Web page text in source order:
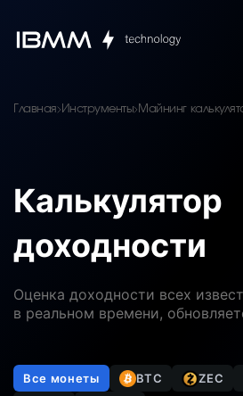
Главная Инструменты Майнинг
Калькулятор
доходности
Оценка доходности всех
в реальном времени,
Все монеты BTC ZEC